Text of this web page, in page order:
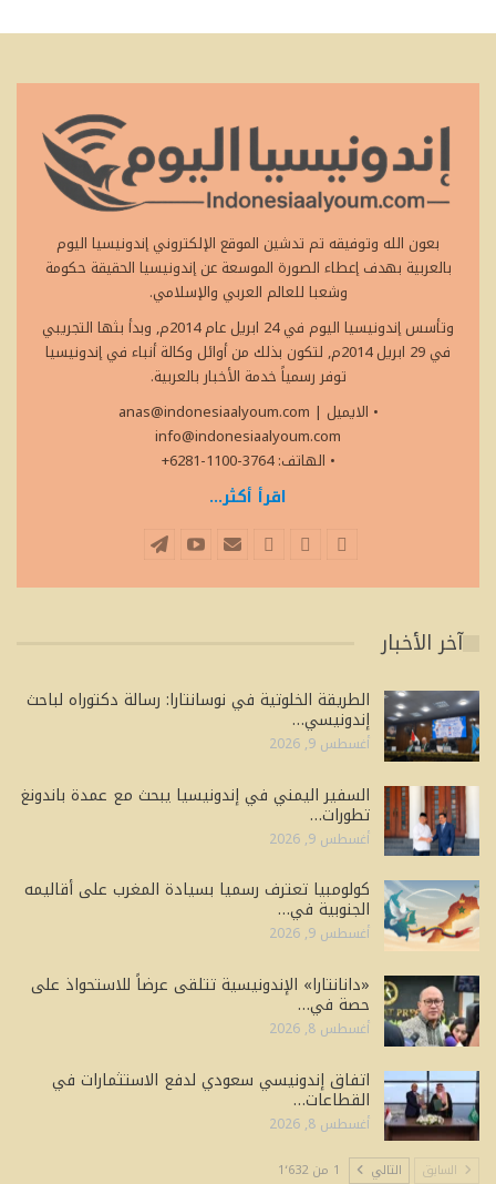
بعون الله وتوفيقه تم تدشين الموقع الإلكتروني إندونيسيا اليوم
بالعربية بهدف إعطاء الصورة الموسعة عن إندونيسيا الحقيقة حكومة
وشعبا للعالم العربي والإسلامي.
وتأسس إندونيسيا اليوم في 24 ابريل عام 2014م, وبدأ بثها التجريبي
في 29 ابريل 2014م, لتكون بذلك من أوائل وكالة أنباء في إندونيسيا
توفر رسمياً خدمة الأخبار بالعربية.
• الايميل
anas@indonesiaalyoum.com |
info@indonesiaalyoum.com
• الهاتف: 3764-1100-6281+
اقرأ أكثر...
آخر الأخبار
الطريقة الخلوتية في نوسانتارا: رسالة دكتوراه لباحث
إندونيسي…
أغسطس 9, 2026
السفير اليمني في إندونيسيا يبحث مع عمدة باندونغ
تطورات…
أغسطس 9, 2026
كولومبيا تعترف رسميا بسيادة المغرب على أقاليمه
الجنوبية في…
أغسطس 9, 2026
«دانانتارا» الإندونيسية تتلقى عرضاً للاستحواذ على
حصة في…
أغسطس 8, 2026
اتفاق إندونيسي سعودي لدفع الاستثمارات في
القطاعات…
أغسطس 8, 2026
السابق التالي 1 من 1٬632